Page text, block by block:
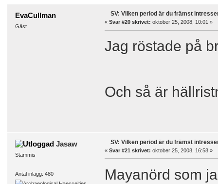
EvaCullman
Gäst
SV: Vilken period är du främst
« Svar #20 skrivet: oktober 25, 2008, 10:01 »
Jag röstade på
Och så är
Jasaw
Stammis
Antal inlägg: 480
SV: Vilken period är du främst
« Svar #21 skrivet: oktober 25, 2008, 16:58 »
Mayanörd som